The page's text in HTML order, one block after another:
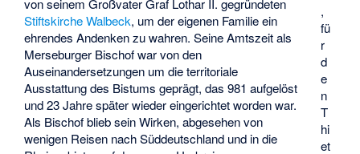
,
fü
r
d
e
n
T
hi
et
von seinem Großvater Graf Lothar II. gegründeten
Stiftskirche Walbeck, um der eigenen Familie ein
ehrendes Andenken zu wahren. Seine Amtszeit als
Merseburger Bischof war von den
Auseinandersetzungen um die territoriale
Ausstattung des Bistums geprägt, das 981 aufgelöst
und 23 Jahre später wieder eingerichtet worden war.
Als Bischof blieb sein Wirken, abgesehen von
wenigen Reisen nach Süddeutschland und in die